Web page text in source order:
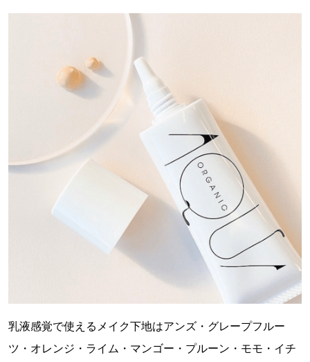
乳液感覚で使えるメイク下地はアンズ・グレープフルー
ツ・オレンジ・ライム・マンゴー・プルーン・モモ・イチ